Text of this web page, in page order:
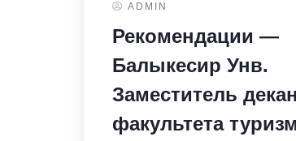
ADMIN
Рекомендации —
Балыкесир Унв.
Заместитель
факультета